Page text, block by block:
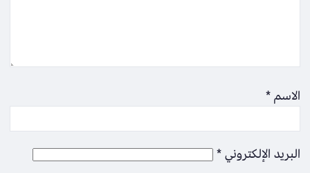
الاسم*
البريد الإلكتروني*